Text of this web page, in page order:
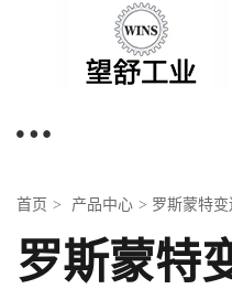
首页 > 产品中心 > 罗斯蒙特
罗斯蒙特